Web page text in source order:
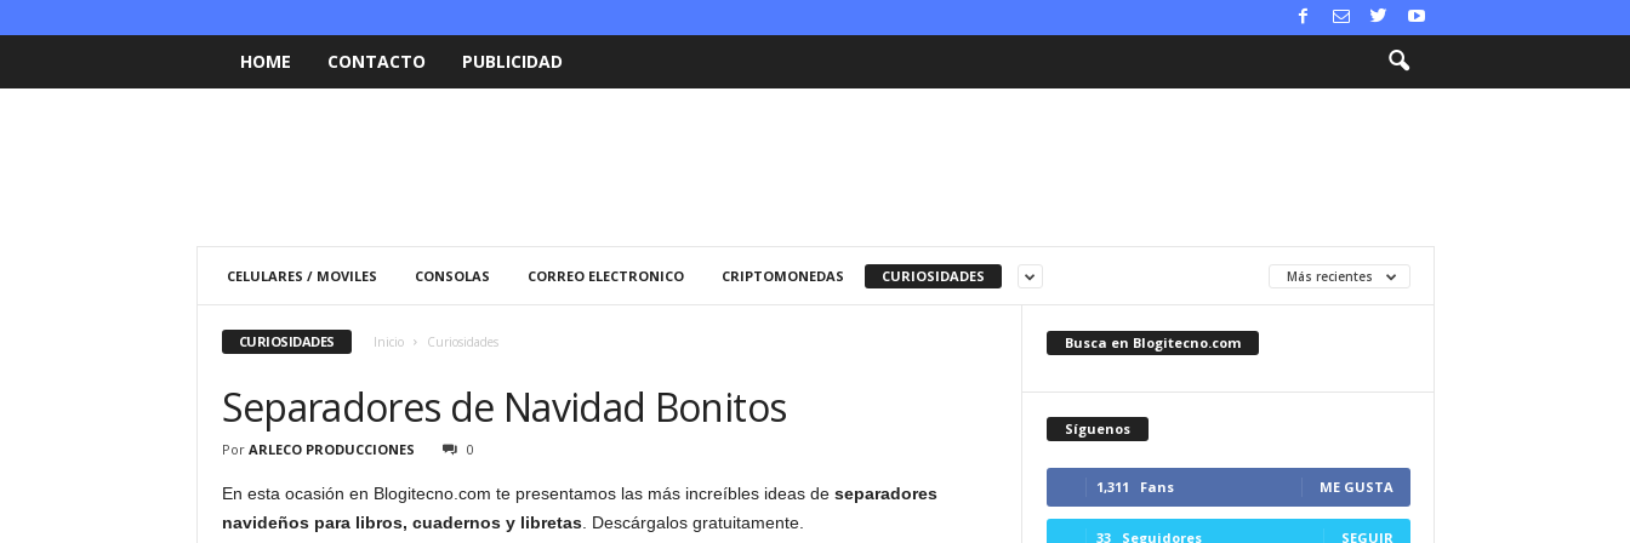
HOME CONTACTO PUBLICIDAD
CELULARES / MOVILES CONSOLAS CORREO ELECTRONICO CRIPTOMONEDAS CURIOSIDADES Más recientes
CURIOSIDADES Inicio Curiosidades
Separadores de Navidad Bonitos
Por ARLECO PRODUCCIONES 0
En esta ocasión en Blogitecno.com te presentamos las más increíbles ideas de separadores
navideños para libros, cuadernos y libretas. Descárgalos gratuitamente.
Busca en Blogitecno.com
Síguenos
1,311 Fans ME GUSTA
33 Seguidores SEGUIR